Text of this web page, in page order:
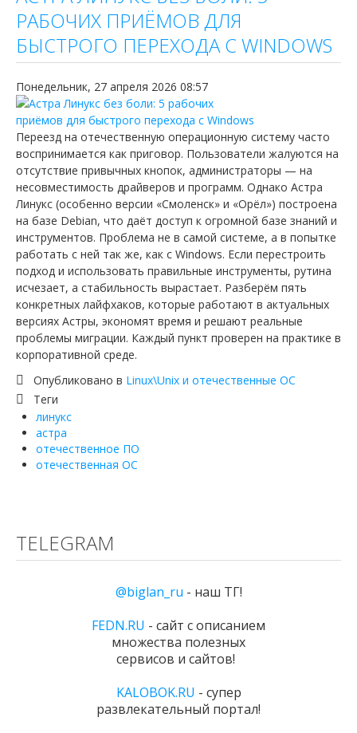
РАБОЧИХ ПРИЁМОВ ДЛЯ
БЫСТРОГО ПЕРЕХОДА С WINDOWS
Понедельник, 27 апреля 2026 08:57
Переезд на отечественную операционную систему часто
воспринимается как приговор. Пользователи жалуются на
отсутствие привычных кнопок, администраторы — на
несовместимость драйверов и программ. Однако Астра
Линукс (особенно версии «Смоленск» и «Орёл») построена
на базе Debian, что даёт доступ к огромной базе знаний и
инструментов. Проблема не в самой системе, а в попытке
работать с ней так же, как с Windows. Если перестроить
подход и использовать правильные инструменты, рутина
исчезает, а стабильность вырастает. Разберём пять
конкретных лайфхаков, которые работают в актуальных
версиях Астры, экономят время и решают реальные
проблемы миграции. Каждый пункт проверен на практике в
корпоративной среде.
Опубликовано в Linux\Unix и отечественные ОС
Теги
линукс
астра
отечественное ПО
отечественная ОС
TELEGRAM
@biglan_ru - наш ТГ!
FEDN.RU - сайт с описанием
множества полезных
сервисов и сайтов!
KALOBOK.RU - супер
развлекательный портал!